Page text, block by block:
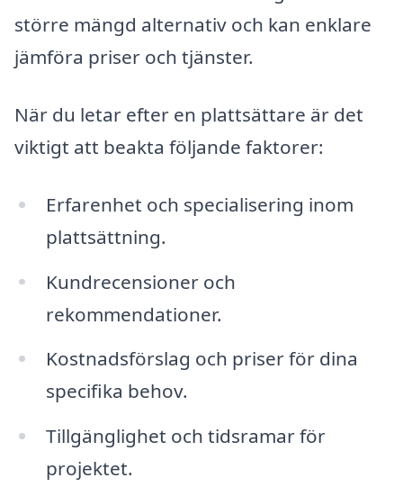
större mängd alternativ och kan enklare
jämföra priser och tjänster.
När du letar efter en plattsättare är det
viktigt att beakta följande faktorer:
Erfarenhet och specialisering inom
plattsättning.
Kundrecensioner och
rekommendationer.
Kostnadsförslag och priser för dina
specifika behov.
Tillgänglighet och tidsramar för
projektet.